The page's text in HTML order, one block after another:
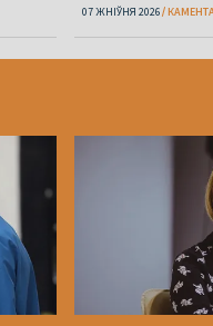
07 ЖНІЎНЯ 2026